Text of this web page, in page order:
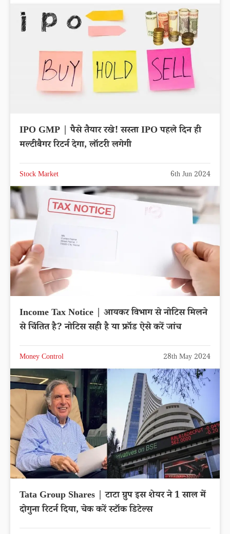
IPO GMP | पैसे तैयार रखे! सस्ता IPO पहले दिन ही
मल्टीबैगर रिटर्न देगा, लॉटरी लगेगी
Stock Market 6th Jun 2024
Income Tax Notice | आयकर विभाग से नोटिस मिलने
से चिंतित है? नोटिस सही है या फ्रॉड ऐसे करें जांच
Money Control 28th May 2024
Tata Group Shares | टाटा ग्रुप इस शेयर ने 1 साल में
दोगुना रिटर्न दिया, चेक करें स्टॉक डिटेल्स